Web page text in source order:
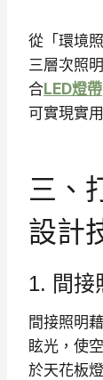
從「環境
三層次照
合LED燈帶
可實現實
三、
設計
1. 間接
間接照明
眩光，使
於天花板